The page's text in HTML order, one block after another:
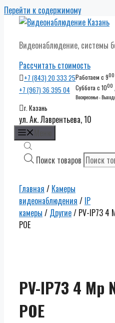
Перейти к содержимому
Видеонаблюдение, системы
Рассчитать стоимость
+7 (843) 20 333 25
+7 (967) 36 395 04
Работаем с 900
Суббота с 1000
Воскресенье -
г. Казань
ул. Ак. Лаврентьева, 10
Поиск товаров
Главная / Камеры
видеонаблюдения / IP
камеры / Другие/ PV-IP73 4
POE
PV-IP73 4 Mp
POE